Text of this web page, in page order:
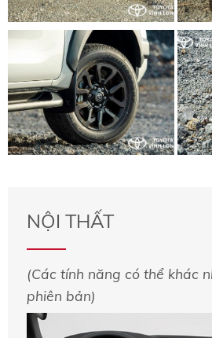
NỘI THẤT
(Các tính năng có thể khác
phiên bản)